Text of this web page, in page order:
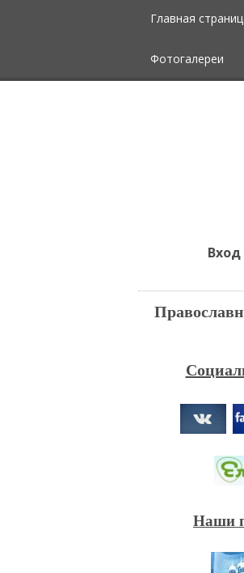
Главная
Фотогалереи
Вход
Наши